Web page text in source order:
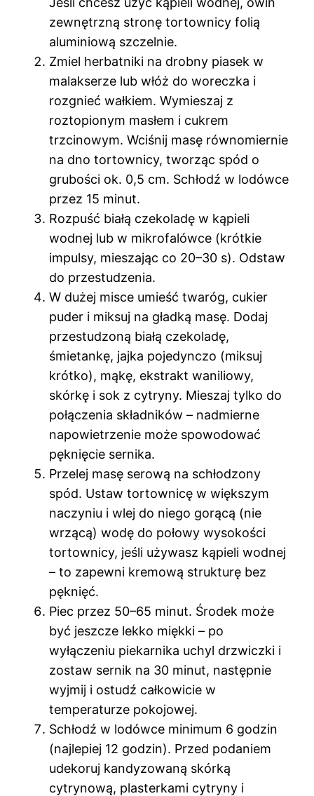
zewnętrzną stronę tortownicy folią
aluminiową szczelnie.
Zmiel herbatniki na drobny piasek w
malakserze lub włóż do woreczka i
rozgnieć wałkiem. Wymieszaj z
roztopionym masłem i cukrem
trzcinowym. Wciśnij masę równomiernie
na dno tortownicy, tworząc spód o
grubości ok. 0,5 cm. Schłodź w lodówce
przez 15 minut.
Rozpuść białą czekoladę w kąpieli
wodnej lub w mikrofalówce (krótkie
impulsy, mieszając co 20–30 s). Odstaw
do przestudzenia.
W dużej misce umieść twaróg, cukier
puder i miksuj na gładką masę. Dodaj
przestudzoną białą czekoladę,
śmietankę, jajka pojedynczo (miksuj
krótko), mąkę, ekstrakt waniliowy,
skórkę i sok z cytryny. Mieszaj tylko do
połączenia składników – nadmierne
napowietrzenie może spowodować
pęknięcie sernika.
Przelej masę serową na schłodzony
spód. Ustaw tortownicę w większym
naczyniu i wlej do niego gorącą (nie
wrzącą) wodę do połowy wysokości
tortownicy, jeśli używasz kąpieli wodnej
– to zapewni kremową strukturę bez
pęknięć.
Piec przez 50–65 minut. Środek może
być jeszcze lekko miękki – po
wyłączeniu piekarnika uchyl drzwiczki i
zostaw sernik na 30 minut, następnie
wyjmij i ostudź całkowicie w
temperaturze pokojowej.
Schłodź w lodówce minimum 6 godzin
(najlepiej 12 godzin). Przed podaniem
udekoruj kandyzowaną skórką
cytrynową, plasterkami cytryny i